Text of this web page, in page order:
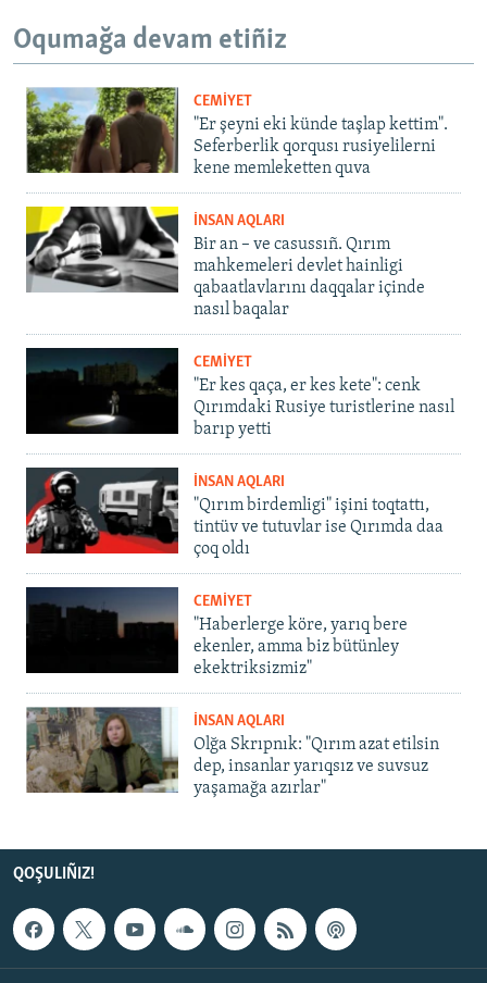
Oqumağa devam etiñiz
CEMİYET
"Er şeyni eki künde taşlap kettim".
Seferberlik qorqusı rusiyelilerni
kene memleketten quva
İNSAN AQLARI
Bir an – ve casussıñ. Qırım
mahkemeleri devlet hainligi
qabaatlavlarını daqqalar içinde
nasıl baqalar
CEMİYET
"Er kes qaça, er kes kete": cenk
Qırımdaki Rusiye turistlerine nasıl
barıp yetti
İNSAN AQLARI
"Qırım birdemligi" işini toqtattı,
tintüv ve tutuvlar ise Qırımda daa
çoq oldı
CEMİYET
"Haberlerge köre, yarıq bere
ekenler, amma biz bütünley
ekektriksizmiz"
İNSAN AQLARI
Olğa Skrıpnık: "Qırım azat etilsin
dep, insanlar yarıqsız ve suvsuz
yaşamağa azırlar"
QOŞULIÑIZ!